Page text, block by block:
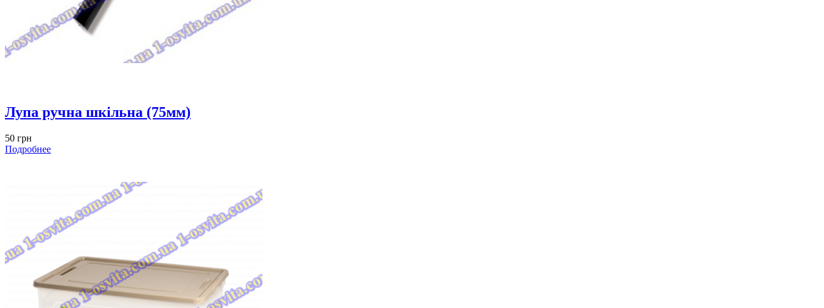
Лупа ручна шкільна (75мм)
50 грн
Подробнее